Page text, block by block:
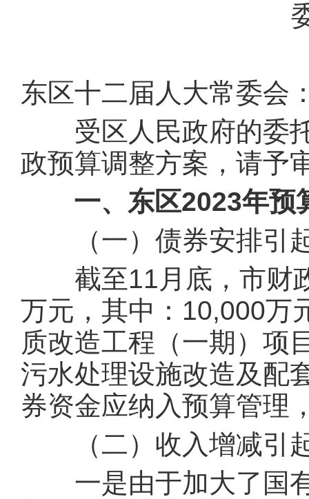
东区十二届人大常委会
受区人民政府的委托
政预算调整方案，请予
一、东区2023年预
（一）债券安排引
截至11月底，市财政
万元，其中：10,000万
质改造工程（一期）项
污水处理设施改造及配
券资金应纳入预算管理
（二）收入增减引
一是由于加大了国有